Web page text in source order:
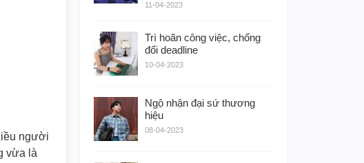
người
vừa là
11-04-2023
Trì hoãn công việc, chống
đối deadline
10-04-2023
Ngộ nhận đại sứ thương
hiệu
08-04-2023